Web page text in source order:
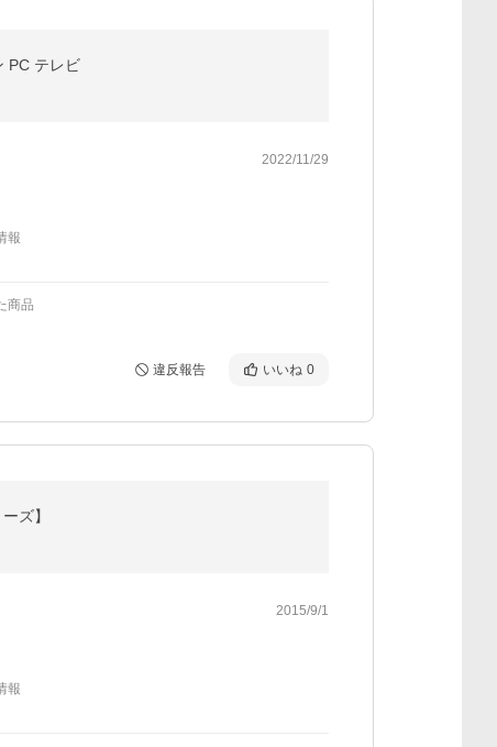
PC テレビ
2022/11/29
報
商品
違反報告 いいね 0
ズ】
2015/9/1
報